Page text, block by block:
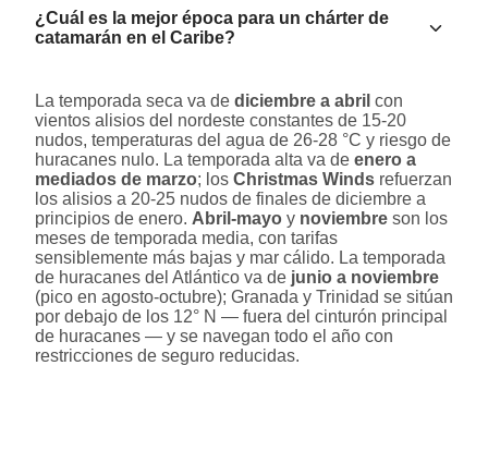
¿Cuál es la mejor época para un chárter de
catamarán en el Caribe?
La temporada seca va de diciembre a abril con
vientos alisios del nordeste constantes de 15-20
nudos, temperaturas del agua de 26-28 °C y riesgo de
huracanes nulo. La temporada alta va de enero a
mediados de marzo; los Christmas Winds refuerzan
los alisios a 20-25 nudos de finales de diciembre a
principios de enero. Abril-mayo y noviembre son los
meses de temporada media, con tarifas
sensiblemente más bajas y mar cálido. La temporada
de huracanes del Atlántico va de junio a noviembre
(pico en agosto-octubre); Granada y Trinidad se sitúan
por debajo de los 12° N — fuera del cinturón principal
de huracanes — y se navegan todo el año con
restricciones de seguro reducidas.